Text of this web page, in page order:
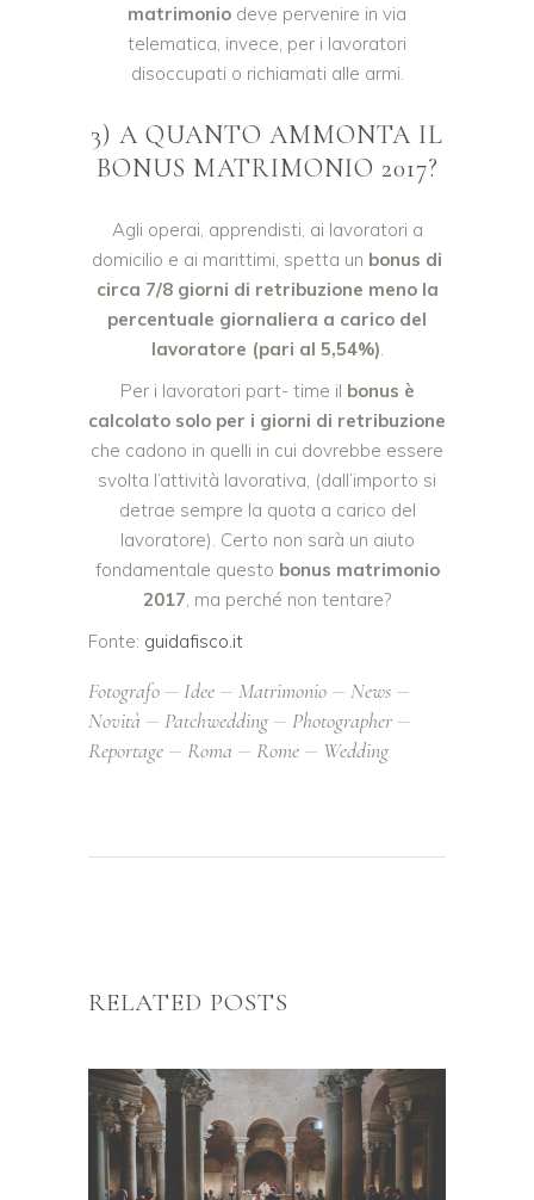
matrimonio deve pervenire in via
telematica, invece, per i lavoratori
disoccupati o richiamati alle armi.
3) A QUANTO AMMONTA IL
BONUS MATRIMONIO 2017?
Agli operai, apprendisti, ai lavoratori a
domicilio e ai marittimi, spetta un bonus di
circa 7/8 giorni di retribuzione meno la
percentuale giornaliera a carico del
lavoratore (pari al 5,54%).
Per i lavoratori part- time il bonus è
calcolato solo per i giorni di retribuzione
che cadono in quelli in cui dovrebbe essere
svolta l’attività lavorativa, (dall’importo si
detrae sempre la quota a carico del
lavoratore). Certo non sarà un aiuto
fondamentale questo bonus matrimonio
2017, ma perché non tentare?
Fonte: guidafisco.it
Fotografo Idee Matrimonio
News
Novità
Patchwedding
Photographer
Reportage
Roma Rome Wedding
RELATED POSTS